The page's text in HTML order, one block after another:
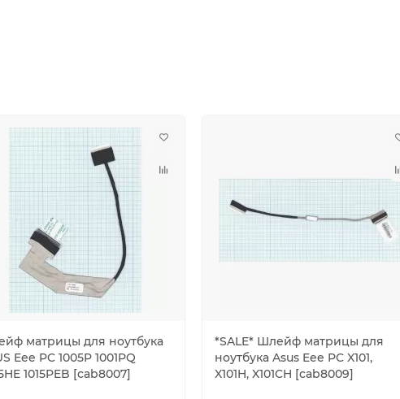
матрицы для ноутбука
Eee PC 1005P 1001PQ
1015PEB [cab8007]
*SALE* Шлейф матрицы для
ноутбука Asus Eee PC X101,
X101H, X101CH [cab8009]